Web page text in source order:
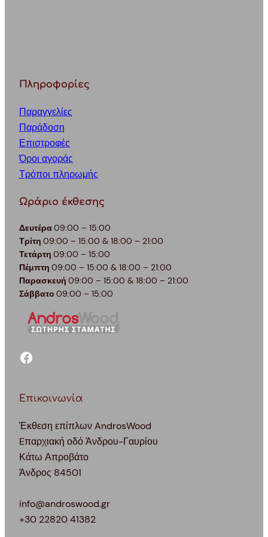
Πληροφορίες
Παραγγελίες
Παράδοση
Επιστροφές
Όροι αγοράς
Τρόποι πληρωμής
Ωράριο έκθεσης
Δευτέρα09:00 – 15:00
Τρίτη 09:00 – 15:00 & 18:00 – 21:00
Τετάρτη 09:00 – 15:00
Πέμπτη 09:00 – 15:00 & 18:00 – 21:00
Παρασκευή 09:00 – 15:00 & 18:00 – 21:00
Σάββατο 09:00 – 15:00
facebook
Επικοινωνία
Έκθεση επίπλων AndrosWood
Eπαρχιακή οδό Άνδρου-Γαυρίου
Κάτω Απροβάτο
Άνδρος 84501
info@androswood.gr
+30 22820 41382